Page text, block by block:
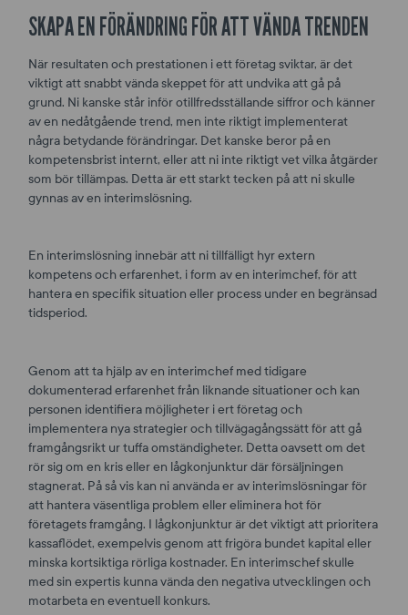
SKAPA EN FÖRÄNDRING FÖR ATT VÄNDA TRENDEN
När resultaten och prestationen i ett företag sviktar, är det
viktigt att snabbt vända skeppet för att undvika att gå på
grund. Ni kanske står inför otillfredsställande siffror och känner
av en nedåtgående trend, men inte riktigt implementerat
några betydande förändringar. Det kanske beror på en
kompetensbrist internt, eller att ni inte riktigt vet vilka åtgärder
som bör tillämpas. Detta är ett starkt tecken på att ni skulle
gynnas av en interimslösning.
En interimslösning innebär att ni tillfälligt hyr extern
kompetens och erfarenhet, i form av en interimchef, för att
hantera en specifik situation eller process under en begränsad
tidsperiod.
Genom att ta hjälp av en interimchef med tidigare
dokumenterad erfarenhet från liknande situationer och kan
personen identifiera möjligheter i ert företag och
implementera nya strategier och tillvägagångssätt för att gå
framgångsrikt ur tuffa omständigheter. Detta oavsett om det
rör sig om en kris eller en lågkonjunktur där försäljningen
stagnerat. På så vis kan ni använda er av interimslösningar för
att hantera väsentliga problem eller eliminera hot för
företagets framgång. I lågkonjunktur är det viktigt att prioritera
kassaflödet, exempelvis genom att frigöra bundet kapital eller
minska kortsiktiga rörliga kostnader. En interimschef skulle
med sin expertis kunna vända den negativa utvecklingen och
motarbeta en eventuell konkurs.